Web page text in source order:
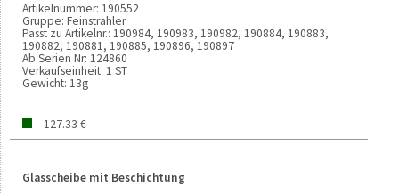
Artikelnummer: 190552
Gruppe: Feinstrahler
Passt zu Artikelnr.: 190984, 190983, 190982, 190884, 190883,
190882, 190881, 190885, 190896, 190897
Ab Serien Nr: 124860
Verkaufseinheit: 1 ST
Gewicht: 13g
127.33 €
Glasscheibe mit Beschichtung